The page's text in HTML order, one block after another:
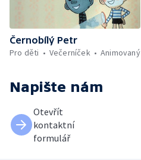
Černobílý Petr
Pro děti
Večerníček Animovaný
Napište nám
Otevřít
kontaktní
formulář